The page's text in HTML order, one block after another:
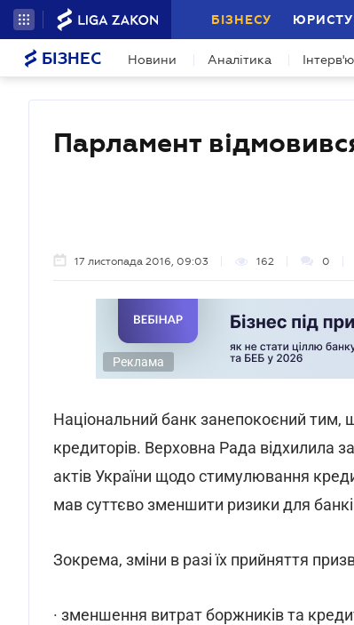
БІЗНЕСУ ЮРИСТУ
БІЗНЕС Новини Аналітика Інтерв'ю
Парламент
17 листопада 2016, 09:03 162 0
Реклама
Національний банк занепокоєний тим,
кредиторів. Верховна Рада відхилила
актів України щодо стимулювання
мав суттєво зменшити ризики для
Зокрема, зміни в разі їх прийняття
· зменшення витрат боржників та